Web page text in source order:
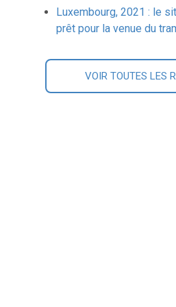
Luxembourg, 2021 : le
prêt pour la venue du
VOIR TOUTES LES